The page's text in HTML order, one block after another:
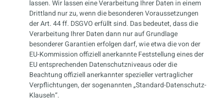
lassen. Wir lassen eine Verarbeitung Ihrer Daten in einem
Drittland nur zu, wenn die besonderen Voraussetzungen
der Art. 44 ff. DSGVO erfüllt sind. Das bedeutet, dass die
Verarbeitung Ihrer Daten dann nur auf Grundlage
besonderer Garantien erfolgen darf, wie etwa die von der
EU-Kommission offiziell anerkannte Feststellung eines der
EU entsprechenden Datenschutzniveaus oder die
Beachtung offiziell anerkannter spezieller vertraglicher
Verpflichtungen, der sogenannten „Standard-Datenschutz-
Klauseln“.